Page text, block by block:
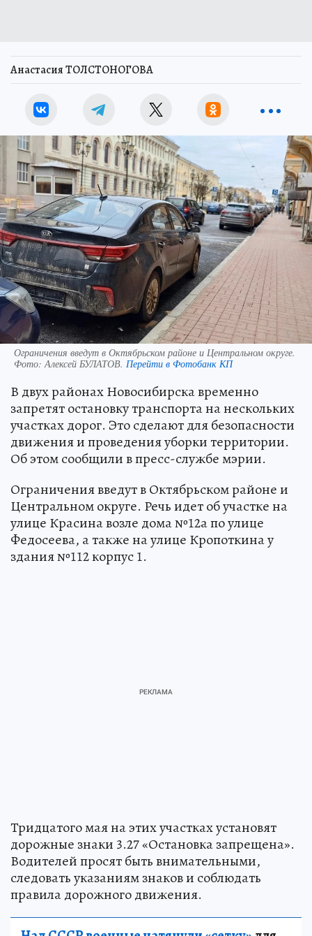
Анастасия ТОЛСТОНОГОВА
Ограничения введут в Октябрьском районе и Центральном округе.
Фото:Алексей БУЛАТОВ. Перейти в Фотобанк КП
В двух районах Новосибирска временно
запретят остановку транспорта на нескольких
участках дорог. Это сделают для безопасности
движения и проведения уборки территории.
Об этом сообщили в пресс-службе мэрии.
Ограничения введут в Октябрьском районе и
Центральном округе. Речь идет об участке на
улице Красина возле дома №12а по улице
Федосеева, а также на улице Кропоткина у
здания №112 корпус 1.
Тридцатого мая на этих участках установят
дорожные знаки 3.27 «Остановка запрещена».
Водителей просят быть внимательными,
следовать указаниям знаков и соблюдать
правила дорожного движения.